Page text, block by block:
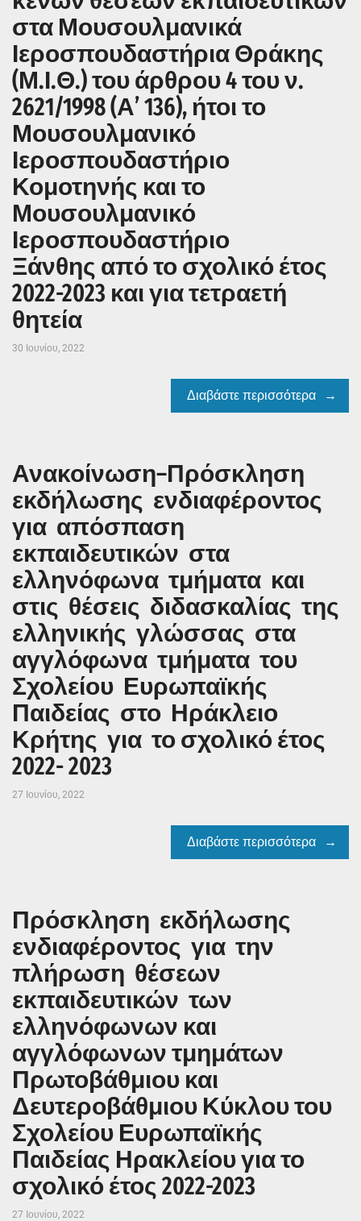
στα Μουσουλμανικά
Ιεροσπουδαστήρια Θράκης
(Μ.Ι.Θ.) του άρθρου 4 του ν.
2621/1998 (Α’ 136), ήτοι το
Μουσουλμανικό
Ιεροσπουδαστήριο
Κομοτηνής και το
Μουσουλμανικό
Ιεροσπουδαστήριο
Ξάνθης από το σχολικό έτος
2022-2023 και για τετραετή
θητεία
30 Ιουνίου, 2022
Διαβάστε περισσότερα
Ανακοίνωση–Πρόσκληση
εκδήλωσης ενδιαφέροντος
για απόσπαση
εκπαιδευτικών στα
ελληνόφωνα τμήματα και
στις θέσεις διδασκαλίας της
ελληνικής γλώσσας στα
αγγλόφωνα τμήματα του
Σχολείου Ευρωπαϊκής
Παιδείας στο Ηράκλειο
Κρήτης για το σχολικό έτος
2022- 2023
27 Ιουνίου, 2022
Διαβάστε περισσότερα
Πρόσκληση εκδήλωσης
ενδιαφέροντος για την
πλήρωση θέσεων
εκπαιδευτικών των
ελληνόφωνων και
αγγλόφωνων τμημάτων
Πρωτοβάθμιου και
Δευτεροβάθμιου Κύκλου του
Σχολείου Ευρωπαϊκής
Παιδείας Ηρακλείου για το
σχολικό έτος 2022-2023
27 Ιουνίου, 2022